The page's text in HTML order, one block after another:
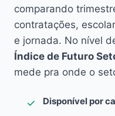
comparando
contratações,
e jornada. No nível
Índice de Futuro
mede pra onde o
Disponível por